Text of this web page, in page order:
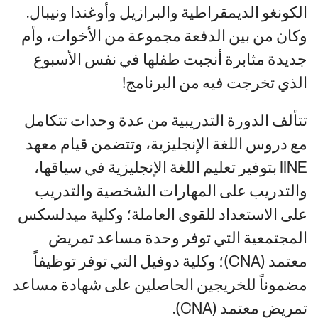
الكونغو الديمقراطية والبرازيل وأوغندا ونيبال.
وكان من بين الدفعة مجموعة من الأخوات، وأم
جديدة مثابرة أنجبت طفلها في نفس الأسبوع
الذي تخرجت فيه من البرنامج!
تتألف الدورة التدريبية من عدة وحدات تتكامل
مع دروس اللغة الإنجليزية، وتتضمن قيام معهد
IINE بتوفير تعليم اللغة الإنجليزية في سياقها،
والتدريب على المهارات الشخصية والتدريب
على الاستعداد للقوى العاملة؛ وكلية ميدلسكس
المجتمعية التي توفر وحدة مساعد تمريض
معتمد (CNA)؛ وكلية دوفيل التي توفر توظيفاً
مضموناً للخريجين الحاصلين على شهادة مساعد
تمريض معتمد (CNA).